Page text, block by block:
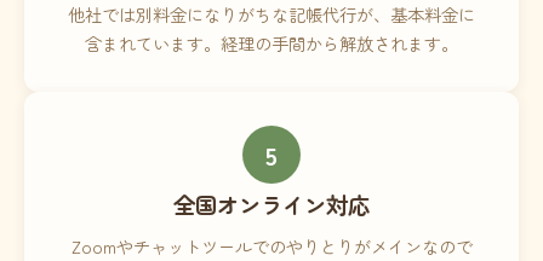
他社では別料金になりがちな記帳代行が、基本料金に
含まれています。経理の手間から解放されます。
5
全国オンライン対応
Zoomやチャットツールでのやりとりがメインなので